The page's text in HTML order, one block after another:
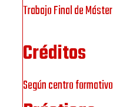
Trabajo Final de Máster
Créditos
Según centro formativo